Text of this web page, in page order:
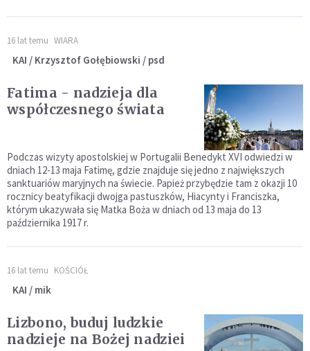
16 lat temu WIARA
KAI / Krzysztof Gołębiowski / psd
Fatima - nadzieja dla
współczesnego świata
Podczas wizyty apostolskiej w Portugalii Benedykt XVI odwiedzi w
dniach 12-13 maja Fatimę, gdzie znajduje się jedno z największych
sanktuariów maryjnych na świecie. Papież przybędzie tam z okazji 10
rocznicy beatyfikacji dwojga pastuszków, Hiacynty i Franciszka,
którym ukazywała się Matka Boża w dniach od 13 maja do 13
października 1917 r.
16 lat temu KOŚCIÓŁ
KAI / mik
Lizbono, buduj ludzkie
nadzieje na Bożej nadziei